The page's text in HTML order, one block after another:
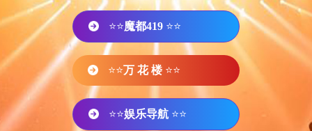
⭐⭐魔都419 ⭐⭐
⭐⭐万 花 楼 ⭐⭐
⭐⭐娱乐导航 ⭐⭐